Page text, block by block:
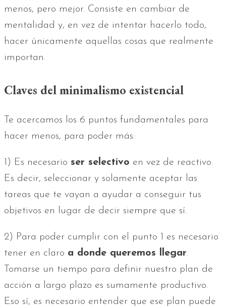
menos, pero mejor. Consiste en cambiar de
mentalidad y, en vez de intentar hacerlo todo,
hacer únicamente aquellas cosas que realmente
importan.
Claves del minimalismo existencial
Te acercamos los 6 puntos fundamentales para
hacer menos, para poder más:
1) Es necesario ser selectivo en vez de reactivo.
Es decir, seleccionar y solamente aceptar las
tareas que te vayan a ayudar a conseguir tus
objetivos en lugar de decir siempre que sí.
2) Para poder cumplir con el punto 1 es necesario
tener en claro a donde queremos llegar.
Tomarse un tiempo para definir nuestro plan de
acción a largo plazo es sumamente productivo.
Eso sí, es necesario entender que ese plan puede